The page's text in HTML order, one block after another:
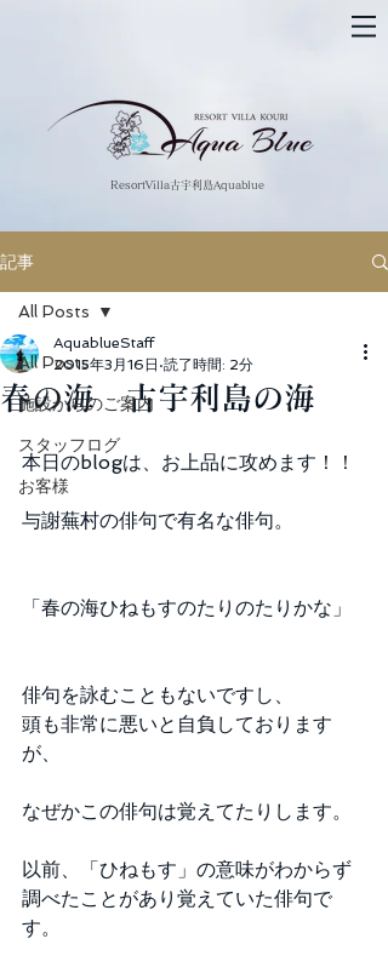
​ResortVilla古宇利島Aquablue
記事
All Posts
施設からのご案内
スタッフログ
お客様
All Posts
春の海 古宇利島の海
AquablueStaff
2015年3月16日 読了時間: 2分
本日のblogは、お上品に攻めます！！
与謝蕪村の俳句で有名な俳句。
「春の海ひねもすのたりのたりかな」
俳句を詠むこともないですし、
頭も非常に悪いと自負しております
が、
なぜかこの俳句は覚えてたりします。
以前、「ひねもす」の意味がわからず
調べたことがあり覚えていた俳句で
す。